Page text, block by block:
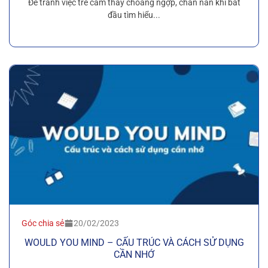
Để tránh việc trẻ cảm thấy choáng ngợp, chán nản khi bắt
đầu tìm hiểu...
Góc chia sẻ 20/02/2023
WOULD YOU MIND – CẤU TRÚC VÀ CÁCH SỬ DỤNG
CẦN NHỚ